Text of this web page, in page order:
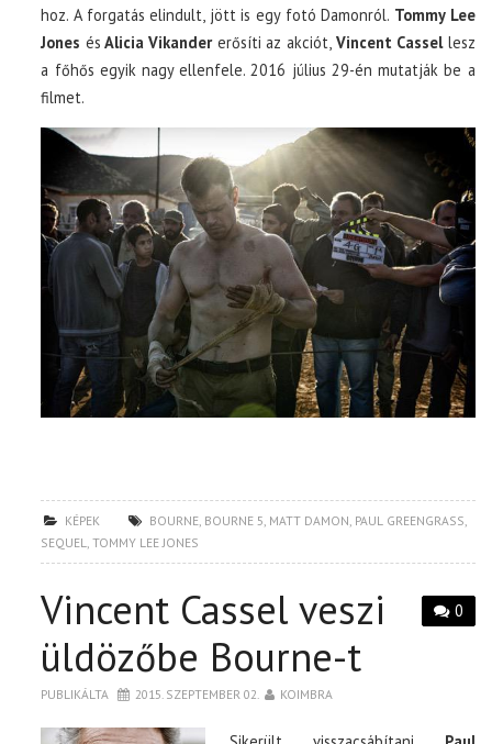
hoz. A forgatás elindult, jött is egy fotó Damonról. Tommy Lee
Jones és Alicia Vikandererősíti az akciót,Vincent Cassellesz
a főhős egyik nagy ellenfele. 2016 július 29-én mutatják be a
filmet.
KÉPEK BOURNE BOURNE 5 MATT DAMON PAUL GREENGRASS
SEQUEL ,TOMMY LEE JONES
0
Vincent Cassel veszi
üldözőbe Bourne-t
PUBLIKÁLTA 2015. SZEPTEMBER 02. KOIMBRA